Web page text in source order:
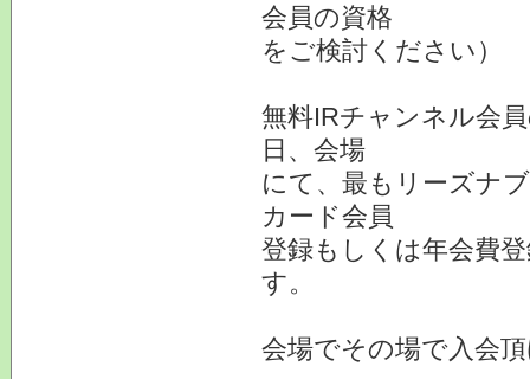
会員の資格
をご検討ください）
無料IRチャンネル会
日、会場
にて、最もリーズナ
カード会員
登録もしくは年会費
す。
会場でその場で入会